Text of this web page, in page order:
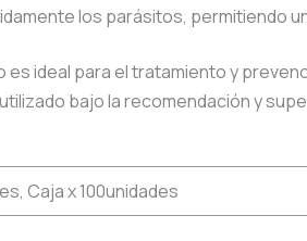
los parásitos, permitiendo
es ideal para el tratamiento y
bajo la recomendación y
Caja x 100unidades